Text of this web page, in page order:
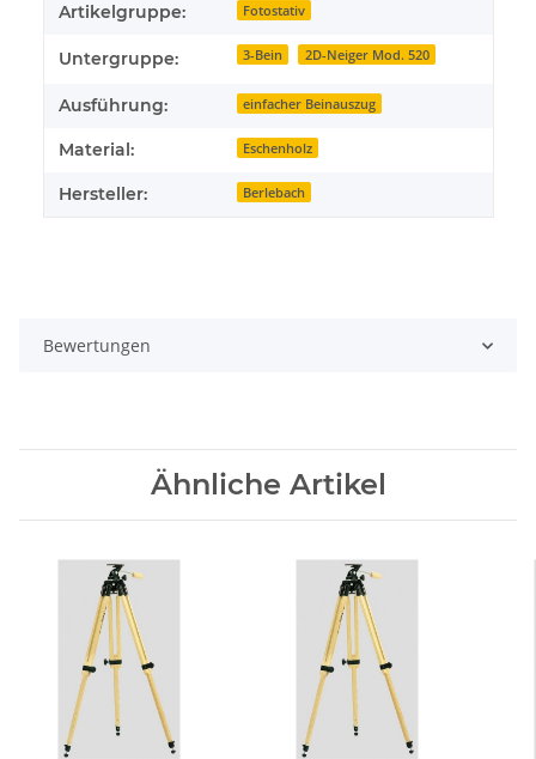
Artikelgruppe: Fotostativ
Untergruppe: 3-Bein 2D-Neiger Mod. 520
Ausführung: einfacher Beinauszug
Material: Eschenholz
Hersteller: Berlebach
Bewertungen
Ähnliche Artikel